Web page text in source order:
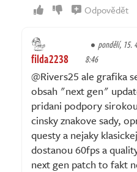
Odpovědět
filda2238
pondělí, 15.
8:46
@Rivers25 ale grafika
obsah "next gen"
pridani podpory
cinsky znakove sady,
questy a nejaky
dostanou 60fps a
next gen patch to fakt